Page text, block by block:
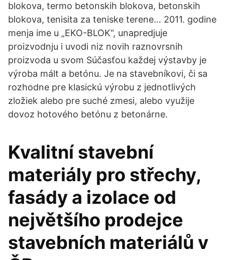
blokova, termo betonskih blokova, betonskih
blokova, tenisita za teniske terene… 2011. godine
menja ime u „EKO-BLOK“, unapredjuje
proizvodnju i uvodi niz novih raznovrsnih
proizvoda u svom Súčasťou každej výstavby je
výroba mált a betónu. Je na stavebníkovi, či sa
rozhodne pre klasickú výrobu z jednotlivých
zložiek alebo pre suché zmesi, alebo využije
dovoz hotového betónu z betonárne.
Kvalitní stavební
materiály pro střechy,
fasády a izolace od
největšího prodejce
stavebních materiálů v